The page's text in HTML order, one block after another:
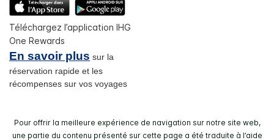
Téléchargez l’application IHG
One Rewards
En savoir plus sur la
réservation rapide et les
récompenses sur vos voyages
Pour offrir la meilleure expérience de navigation sur notre site web,
une partie du contenu présenté sur cette page a été traduite à l’aide